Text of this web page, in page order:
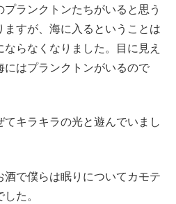
ランクトンたちがいると思う
ますが、海に入るということは
らなくなりました。目に見え
にはプランクトンがいるので
キラキラの光と遊んでいまし
で僕らは眠りについてカモテ
た。